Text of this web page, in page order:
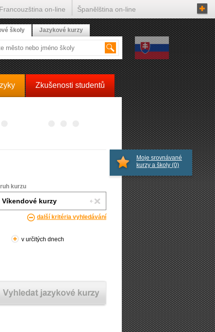
Zkušenosti studentů
kurzu
další kritéria vyhledávání
v určitých dnech
Moje srovnávané
kurzy a školy (0)
školy Jazykové kurzy
Francouzština on-line Španělština on-line